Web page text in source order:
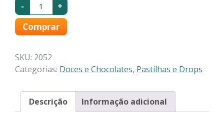
- +
Comprar
SKU: 2052
Categorias: Doces e Chocolates, Pastilhas e Drops
Descrição Informação adicional